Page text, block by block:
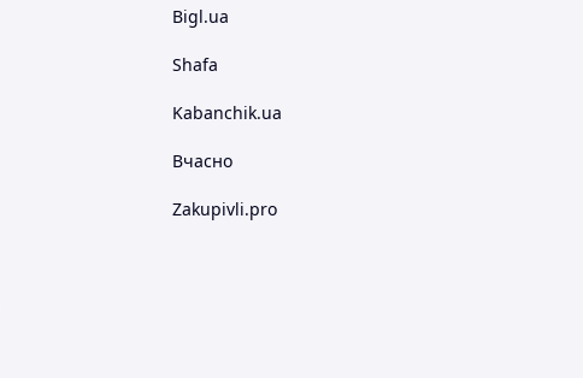
Bigl.ua
Shafa
Kabanchik.ua
Вчасно
Zakupivli.pro